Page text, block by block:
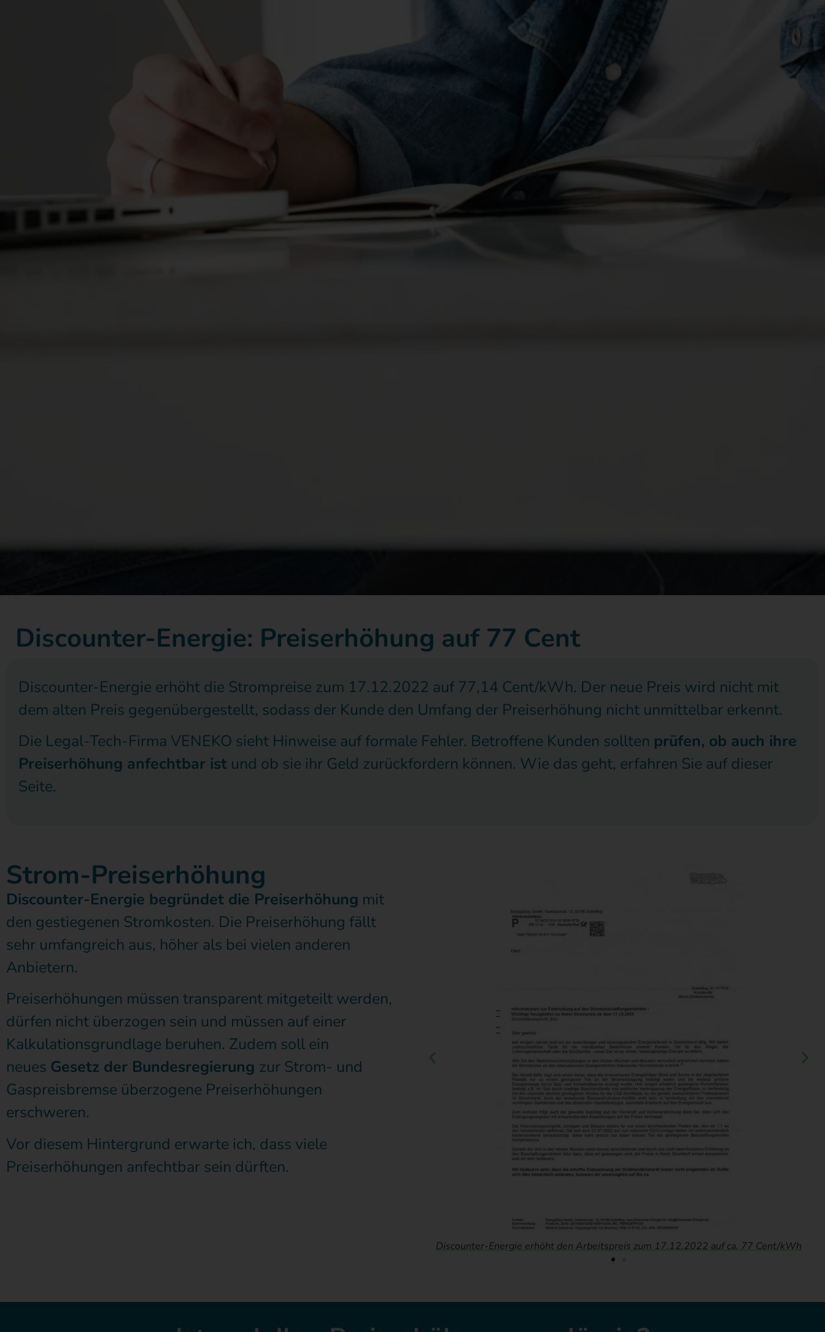
Discounter-Energie: Preiserhöhung auf 77 Cent
Discounter-Energie erhöht die Strompreise zum 17.12.2022 auf 77,14 Cent/kWh. Der neue Preis wird nicht mit
dem alten Preis gegenübergestellt, sodass der Kunde den Umfang der Preiserhöhung nicht unmittelbar erkennt.
Die Legal-Tech-Firma VENEKO sieht Hinweise auf formale Fehler. Betroffene Kunden sollten prüfen, ob auch ihre
Preiserhöhung anfechtbar ist und ob sie ihr Geld zurückfordern können. Wie das geht, erfahren Sie auf dieser
Seite.
Strom-Preiserhöhung​
Discounter-Energie begründet die Preiserhöhung mit
den gestiegenen Stromkosten. Die Preiserhöhung fällt
sehr umfangreich aus, höher als bei vielen anderen
Anbietern.
Preiserhöhungen müssen transparent mitgeteilt werden,
dürfen nicht überzogen sein und müssen auf einer
Kalkulationsgrundlage beruhen. Zudem soll ein
neues Gesetz der Bundesregierung zur Strom- und
Gaspreisbremse überzogene Preiserhöhungen
erschweren.
Vor diesem Hintergrund erwarte ich, dass viele
Preiserhöhungen anfechtbar sein dürften.